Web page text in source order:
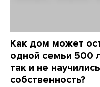
Как дом может
одной семьи 500
так и не
собственность?